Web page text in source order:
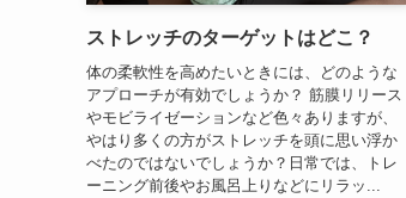
ストレッチのターゲットはどこ？
体の柔軟性を高めたいときには、どのような
アプローチが有効でしょうか？ 筋膜リリース
やモビライゼーションなど色々ありますが、
やはり多くの方がストレッチを頭に思い浮か
べたのではないでしょうか？日常では、トレ
ーニング前後やお風呂上りなどにリラッ...